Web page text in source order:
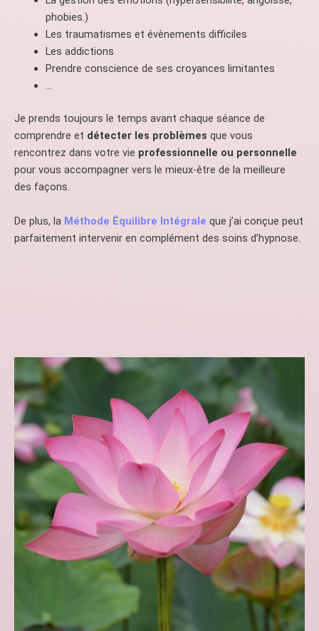
phobies.)
Les traumatismes et évènements difficiles
Les addictions
Prendre conscience de ses croyances limitantes
…
Je prends toujours le temps avant chaque séance de
comprendre et détecter les problèmes que vous
rencontrez dans votre vie professionnelle ou personnelle
pour vous accompagner vers le mieux-être de la meilleure
des façons.
De plus, la Méthode Équilibre Intégrale que j’ai conçue peut
parfaitement intervenir en complément des soins d’hypnose.